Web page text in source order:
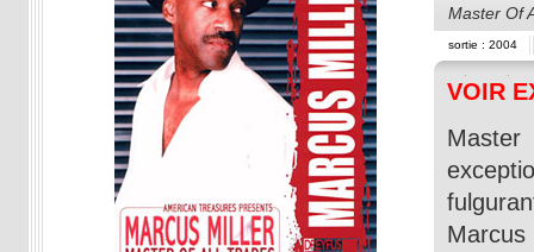
Master Of
sortie : 2004
VOIR